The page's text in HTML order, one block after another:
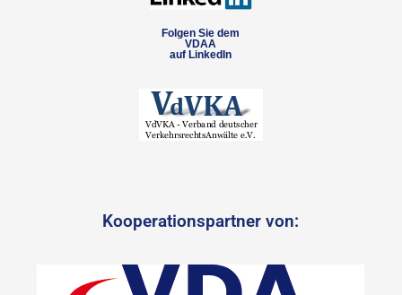
Folgen Sie dem
VDAA
auf LinkedIn
Kooperationspartner von: